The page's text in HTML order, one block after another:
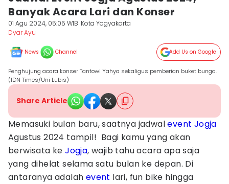
Banyak Acara Lari dan Konser
01 Agu 2024, 05:05 WIB Kota Yogyakarta
Dyar Ayu
News Channel Add Us on Google
Penghujung acara konser Tantowi Yahya sekaligus pemberian buket bunga.
(IDN Times/Uni Lubis)
Share Article
Memasuki bulan baru, saatnya jadwalevent Jogja
Agustus 2024 tampil! Bagi kamu yang akan
berwisata keJogja, wajib tahu acara apa saja
yang dihelat selama satu bulan ke depan. Di
antaranya adalah event lari, fun bike hingga